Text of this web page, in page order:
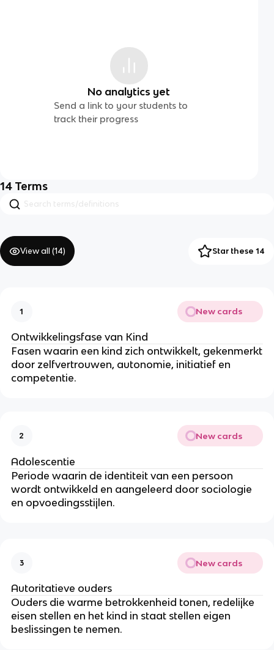
No analytics yet
Send a link to your students to
track their progress
14 Terms
View all (14) Star these 14
1 New cards
Ontwikkelingsfase van Kind
Fasen waarin een kind zich ontwikkelt, gekenmerkt
door zelfvertrouwen, autonomie, initiatief en
competentie.
2 New cards
Adolescentie
Periode waarin de identiteit van een persoon
wordt ontwikkeld en aangeleerd door sociologie
en opvoedingsstijlen.
3 New cards
Autoritatieve ouders
Ouders die warme betrokkenheid tonen, redelijke
eisen stellen en het kind in staat stellen eigen
beslissingen te nemen.